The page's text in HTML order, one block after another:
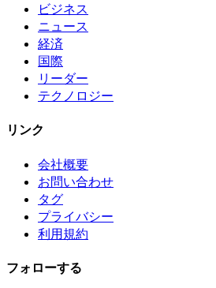
ビジネス
ニュース
経済
国際
リーダー
テクノロジー
リンク
会社概要
お問い合わせ
タグ
プライバシー
利用規約
フォローする